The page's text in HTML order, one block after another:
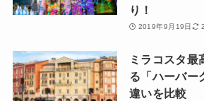
り！
2019年9月19日
ミラコスタ最
る「ハーバー
違いを比較